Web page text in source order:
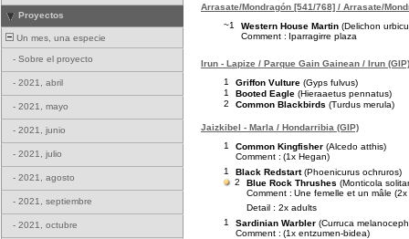
Proyectos
Un mes, una especie
- Sobre el proyecto
- 2021, abril
- 2021, mayo
- 2021, junio
- 2021, julio
- 2021, agosto
- 2021, septiembre
- 2021, octubre
Arrasate/Mondragón [541/768] / Arrasate/
~1
Western House Martin (Delichon
Comment : Iparragirre plaza
Irun - Lapize / Parque Gain Gainean / Irun (GIP)
1
Griffon Vulture (Gyps fulvus)
1
Booted Eagle (Hieraaetus pennatus)
2
Common Blackbirds (Turdus merula)
Jaizkibel - Marla / Hondarribia (GIP)
1
Common Kingfisher (Alcedo atthis)
Comment : (1x Hegan)
1
Black Redstart (Phoenicurus ochruros)
2
Blue Rock Thrushes (Monticola
Comment : Une femelle et un mâle
Detail : 2x adults
1
Sardinian Warbler (Curruca
Comment : (1x entzumen-bidea)